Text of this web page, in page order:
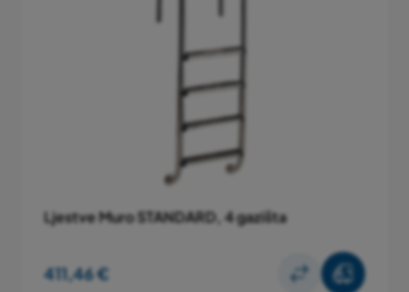
Ljestve Muro STANDARD, 4 gazišta
411,46 €